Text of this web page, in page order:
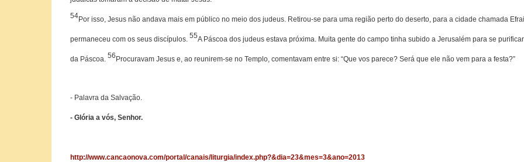
54Por isso, Jesus não andava mais em público no meio dos judeus. Retirou-se para uma região perto do deserto, para a cidade chamada
permaneceu com os seus discípulos. 55A Páscoa dos judeus estava próxima. Muita gente do campo tinha subido a Jerusalém para se
da Páscoa. 56 Procuravam Jesus e, ao reunirem-se no Templo, comentavam entre si: “Que vos parece? Será que ele não vem para a festa?”
- Palavra da Salvação.
- Glória a vós, Senhor.
http://www.cancaonova.com/portal/canais/liturgia/index.php?&dia=23&mes=3&ano=2013